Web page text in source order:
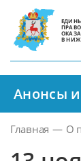
В
Анонсы
Главная — О